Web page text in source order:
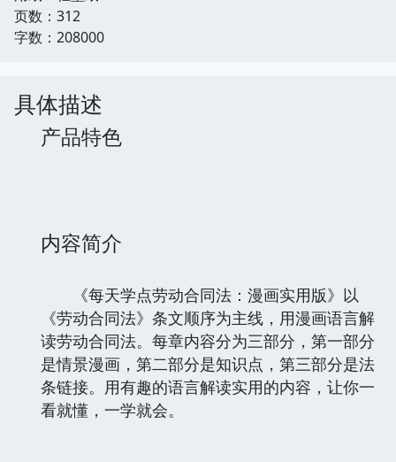
页数：312
字数：208000
具体描述
产品特色
内容简介
《每天学点劳动合同法：漫画实用版》以
《劳动合同法》条文顺序为主线，用漫画语言解
读劳动合同法。每章内容分为三部分，第一部分
是情景漫画，第二部分是知识点，第三部分是法
条链接。用有趣的语言解读实用的内容，让你一
看就懂，一学就会。